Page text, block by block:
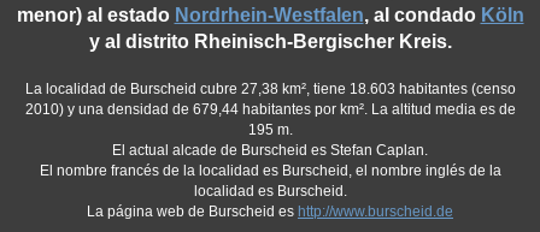
menor) al estado Nordrhein-Westfalen, al condado Köln
y al distrito Rheinisch-Bergischer Kreis.
La localidad de Burscheid cubre 27,38 km², tiene 18.603 habitantes (censo
2010) y una densidad de 679,44 habitantes por km². La altitud media es de
195 m.
El actual alcade de Burscheid es Stefan Caplan.
El nombre francés de la localidad es Burscheid, el nombre inglés de la
localidad es Burscheid.
La página web de Burscheid es http://www.burscheid.de